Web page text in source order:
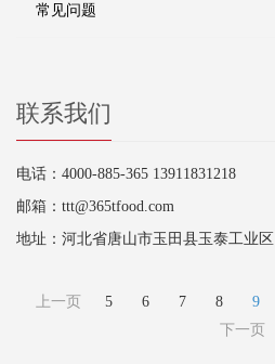
常见问题
联系我们
电话：4000-885-365 13911831218
邮箱：ttt@365tfood.com
地址：河北省唐山市玉田县玉泰工业区
上一页 5 6 7 8 9
下一页